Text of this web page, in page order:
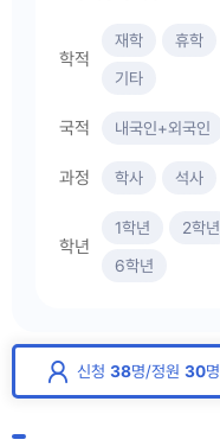
학적
재학 휴학
기타
국적 내국인+외국인
과정 학사 석사
학년
1학년 2학년
6학년
신청 38명/정원 30명